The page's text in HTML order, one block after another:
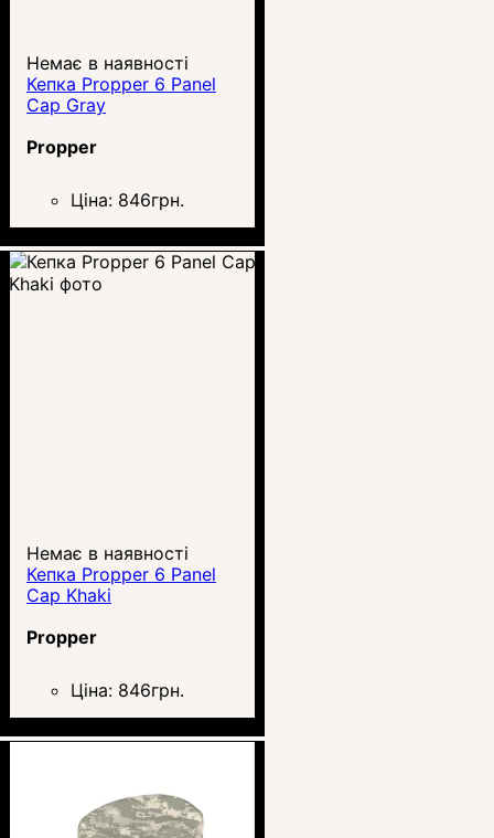
Немає в наявності
Кепка Propper 6 Panel
Cap Gray
Propper
Ціна: 846грн.
Немає в наявності
Кепка Propper 6 Panel
Cap Khaki
Propper
Ціна: 846грн.